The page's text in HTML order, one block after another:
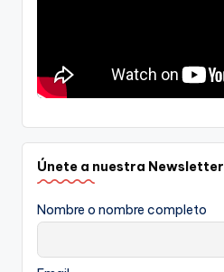
Únete a nuestra Newsletter
Nombre o nombre completo